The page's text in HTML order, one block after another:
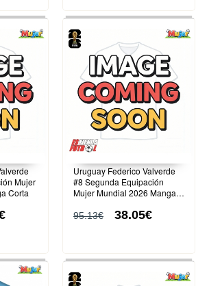
Mujer
Corta
Uruguay Federico Valverde
#8 Segunda Equipación
Mujer Mundial 2026 Manga
95.13€ 38.05€